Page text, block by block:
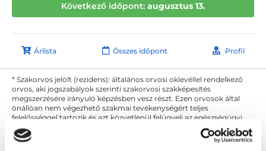
Következő időpont: augusztus 13.
Árlista Összes időpont Profil
* Szakorvos jelölt (rezidens): általános orvosi oklevéllel rendelkező
orvos, aki jogszabályok szerinti szakorvosi szakképesítés
megszerzésére irányuló képzésben vesz részt. Ezen orvosok által
önállóan nem végezhető szakmai tevékenységért teljes
felelősséggel tartozik és azt közvetlenül felügyeli az egészségügyi
szolgáltató szakorvosa az első részvizsgáig, utána pedig a
szakorvosjelölt önállóan láthat el feladatokat. A foglaljorvost.hu
felelősségét kizárja esetleges névazonosságért bármely szakorvos